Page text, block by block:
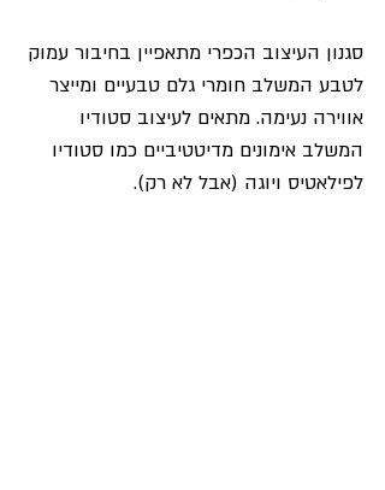
סגנון העיצוב הכפרי מתאפיין בחיבור עמוק
לטבע המשלב חומרי גלם טבעיים ומייצר
אווירה נעימה. מתאים לעיצוב סטודיו
המשלב אימונים מדיטטיביים כמו סטודיו
לפילאטיס ויוגה (אבל לא רק).